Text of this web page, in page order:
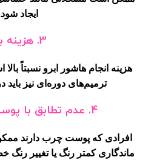
ایجاد
3. هزینه
هزینه انجام هاشور ابرو نسبتاً
ترمیم‌های دوره‌ای نیز
4. عدم تطابق با
افرادی که پوست چرب دارند
ماندگاری کمتر رنگ یا تغییر